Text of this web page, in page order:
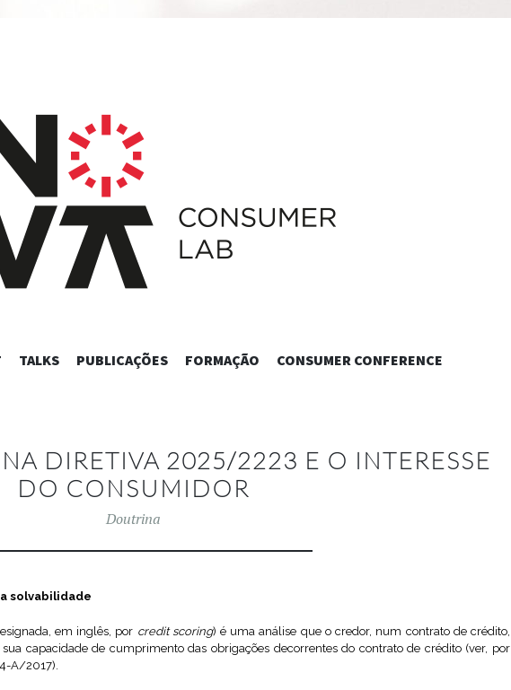
SKIP
TALKS PUBLICAÇÕES FORMAÇÃO CONSUMER CONFERENCE
DIRETIVA 2025/2223 E O INTERESSE
DO CONSUMIDOR
Doutrina
solvabilidade
em inglês, por credit scoring) é uma análise que o credor, num contrato de crédito,
capacidade de cumprimento das obrigações decorrentes do contrato de crédito (ver, por
A/2017).